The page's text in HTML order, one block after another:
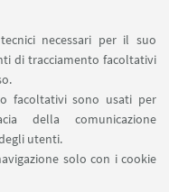
necessari per il suo
di tracciamento facoltativi
facoltativi sono usati per
della comunicazione
utenti.
solo con i cookie
SU: